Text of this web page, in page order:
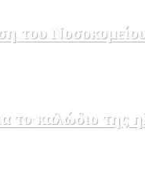
του
καλώδιο της